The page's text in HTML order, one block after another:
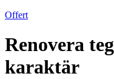
Offert
Renovera
karaktär